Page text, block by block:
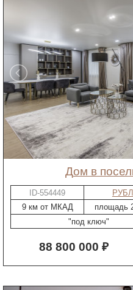
дом в
ID-554449
9 км от МКАД
площадь
"под ключ"
88 800 000 ₽